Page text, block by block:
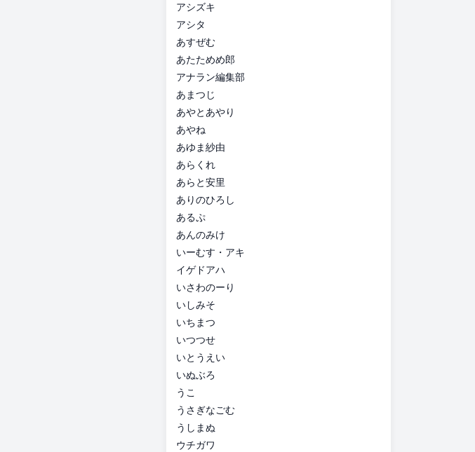
アシズキ
アシタ
あすぜむ
あたためめ郎
アナラン編集部
あまつじ
あやとあやり
あやね
あゆま紗由
あらくれ
あらと安里
ありのひろし
あるぷ
あんのみけ
いーむす・アキ
イゲドアハ
いさわのーり
いしみそ
いちまつ
いつつせ
いとうえい
いぬぶろ
うこ
うさぎなごむ
うしまぬ
ウチガワ